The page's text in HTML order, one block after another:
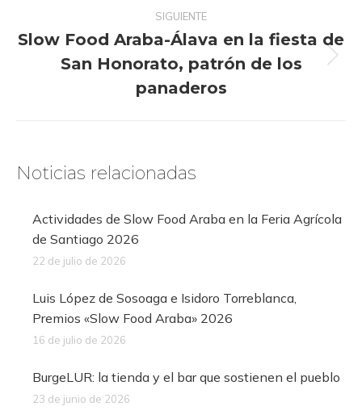
SIGUIENTE
Publicación
siguiente:
Slow Food Araba-Álava en la fiesta de
San Honorato, patrón de los
panaderos
Noticias relacionadas
Actividades de Slow Food Araba en la Feria Agrícola
de Santiago 2026
22 de julio de 2026
Luis López de Sosoaga e Isidoro Torreblanca,
Premios «Slow Food Araba» 2026
16 de julio de 2026
BurgeLUR: la tienda y el bar que sostienen el pueblo
23 de junio de 2026